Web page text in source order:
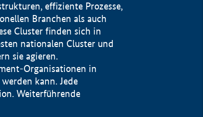
effiziente Prozesse,
Branchen als auch
Cluster finden sich in
nationalen Cluster und
sie agieren.
Organisationen in
kann. Jede
Weiterführende